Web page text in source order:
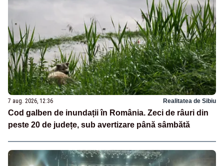
7 aug. 2026, 12:36 Realitatea de Sibiu
Cod galben de inundații în România. Zeci de râuri din
peste 20 de județe, sub avertizare până sâmbătă